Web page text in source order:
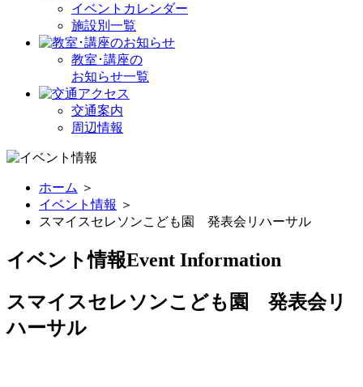
イベントカレンダー
施設別一覧
教室･講座の
お知らせ一覧
交通案内
周辺情報
ホーム ＞
イベント情報 ＞
スマイスセレソンこども園 発表会リハーサル
イベント情報Event Information
スマイスセレソンこども園 発表会リ
ハーサル